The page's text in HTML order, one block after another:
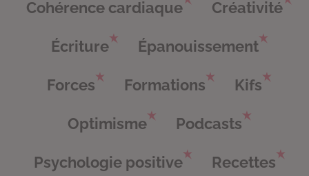
Cohérence cardiaque Créativité
Écriture Épanouissement
Forces Formations Kifs
Optimisme Podcasts
Psychologie positive Recettes